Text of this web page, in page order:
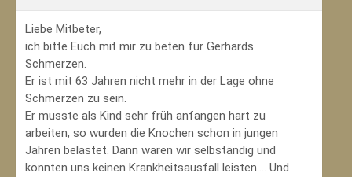
Liebe Mitbeter,
ich bitte Euch mit mir zu beten für Gerhards
Schmerzen.
Er ist mit 63 Jahren nicht mehr in der Lage ohne
Schmerzen zu sein.
Er musste als Kind sehr früh anfangen hart zu
arbeiten, so wurden die Knochen schon in jungen
Jahren belastet. Dann waren wir selbständig und
konnten uns keinen Krankheitsausfall leisten.... Und